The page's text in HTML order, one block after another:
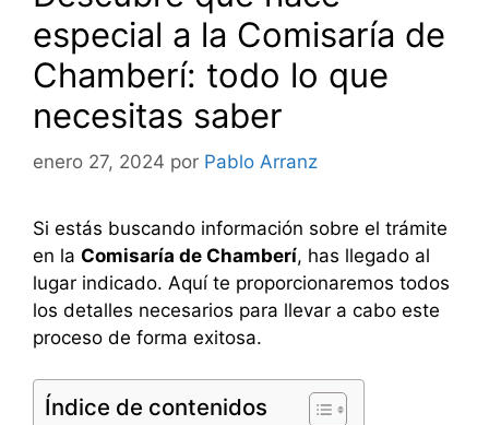
especial a la Comisaría de
Chamberí: todo lo que
necesitas saber
enero 27, 2024 por Pablo Arranz
Si estás buscando información sobre el trámite
en la Comisaría de Chamberí, has llegado al
lugar indicado. Aquí te proporcionaremos todos
los detalles necesarios para llevar a cabo este
proceso de forma exitosa.
Índice de contenidos